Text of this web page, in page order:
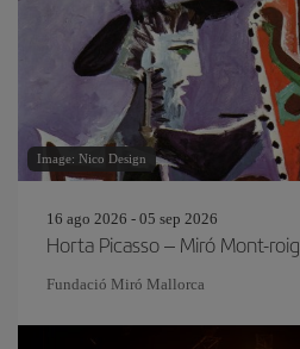
Image: Nico Design
16 ago 2026 - 05 sep 2026
Horta Picasso – Miró Mont-roig
Fundació Miró Mallorca